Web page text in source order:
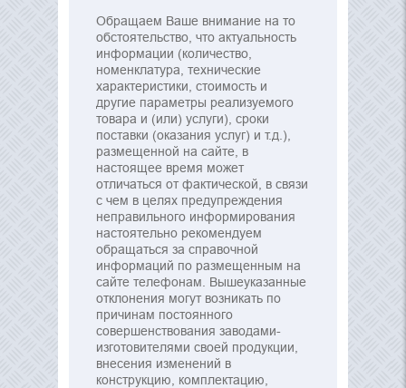
Обращаем Ваше внимание на то
обстоятельство, что актуальность
информации (количество,
номенклатура, технические
характеристики, стоимость и
другие параметры реализуемого
товара и (или) услуги), сроки
поставки (оказания услуг) и т.д.),
размещенной на сайте, в
настоящее время может
отличаться от фактической, в связи
с чем в целях предупреждения
неправильного информирования
настоятельно рекомендуем
обращаться за справочной
информаций по размещенным на
сайте телефонам. Вышеуказанные
отклонения могут возникать по
причинам постоянного
совершенствования заводами-
изготовителями своей продукции,
внесения изменений в
конструкцию, комплектацию,